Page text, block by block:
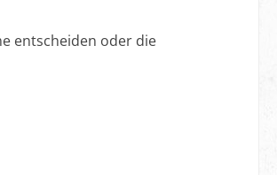
entscheiden oder die